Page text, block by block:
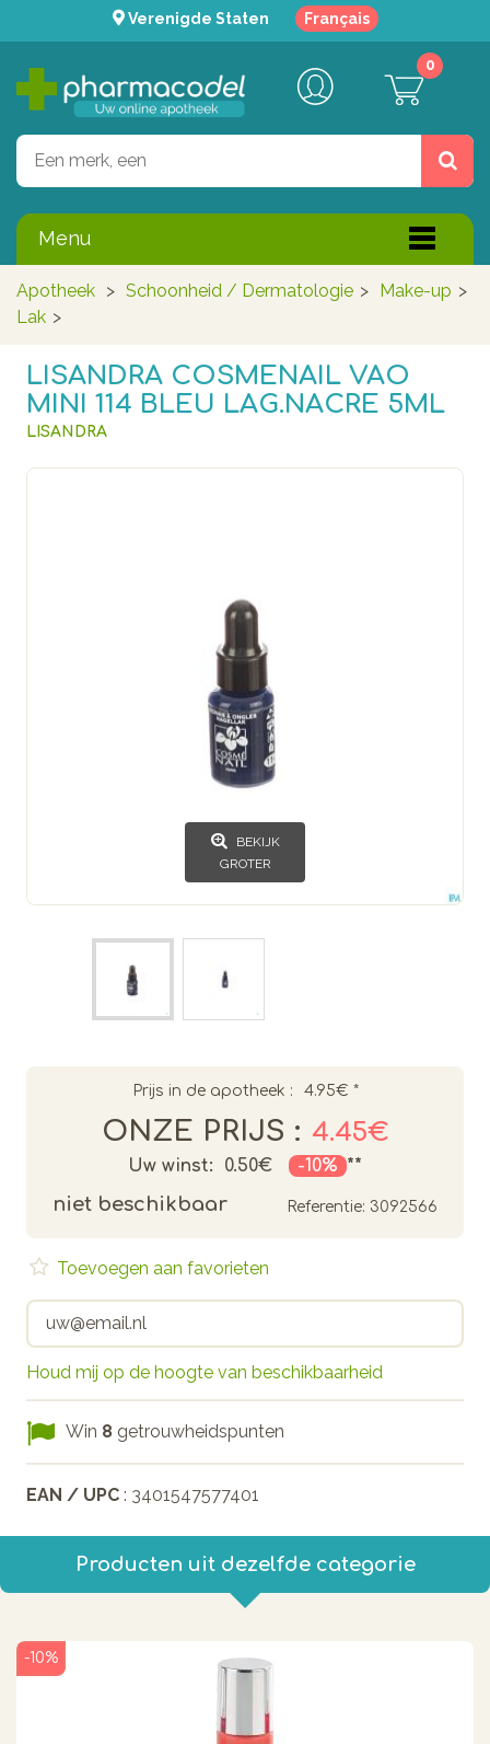
Verenigde Staten Français
0
Menu
Apotheek > Schoonheid / Dermatologie > Make-up >
Lak >
LISANDRA COSMENAIL VAO
MINI 114 BLEU LAG.NACRE 5ML
LISANDRA
BEKIJK
GROTER
Prijs in de apotheek : 4.95€ *
ONZE PRIJS : 4.45€
Uw winst: 0.50€ -10% **
niet beschikbaar Referentie: 3092566
Houd mij op de hoogte van beschikbaarheid
Toevoegen aan favorieten
Win 8 getrouwheidspunten
EAN / UPC : 3401547577401
Producten uit dezelfde categorie
-10%